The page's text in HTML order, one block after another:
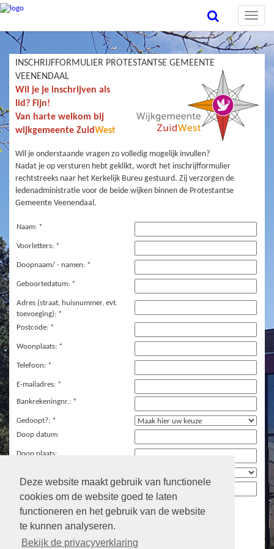
Deze website maakt gebruik van functionele
cookies om de website goed te laten
functioneren en het gebruik van de website
te kunnen analyseren.
Bekijk de privacyverklaring
Toggle
INSCHRIJFFORMULIER PROTESTANTSE GEMEENTE
VEENENDAAL
Wil je je inschrijven als
lid? Fijn!
Van harte welkom bij
wijkgemeente ZuidWest
Wil je onderstaande vragen zo volledig mogelijk invullen?
Nadat je op versturen hebt geklikt, wordt het inschrijfformulier
rechtstreeks naar het Kerkelijk Bureu gestuurd. Zij verzorgen de
ledenadministratie voor de beide wijken binnen de Protestantse
Gemeente Veenendaal.
Naam: *
Voorletters: *
Doopnaam/ - namen: *
Geboortedatum: *
Adres (straat, huisnummer, evt.
toevoeging): *
Postcode: *
Woonplaats: *
Telefoon: *
E-mailadres: *
Bankrekeningnr.: *
Gedoopt?: *
Doop datum:
Doop plaats:
Belijdenis datum:
Bent je nu al ergens lid? Dan graag
hieronder aangeven waar: